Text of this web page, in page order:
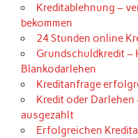
Kreditablehnung –
bekommen
24 Stunden online
Grundschuldkredit –
Blankodarlehen
Kreditanfrage
Kredit oder
ausgezahlt
Erfolgreichen